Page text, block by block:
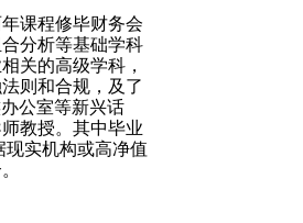
课程修毕财务会
分析等基础学科
关的高级学科，
则和合规，及了
公室等新兴话
教授。其中毕业
实机构或高净值